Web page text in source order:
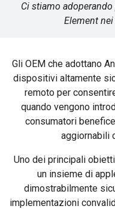
Ci stiamo
Element
Gli OEM che adottano
dispositivi altamente
remoto per
quando vengono
consumatori
aggiornabili
Uno dei principali
un insieme di
dimostrabilmente
implementazioni